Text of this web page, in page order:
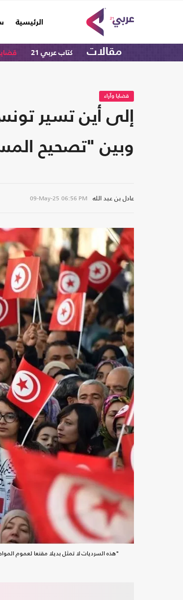
الرئيسية
(current)
مقالات كتاب عربي 21
قضايا وآراء
وبين "تصحيح
عادل بن عبد الله 09-May-25 06:56 PM
"هذه السرديات لا تمثل بديلا مقنعا لعموم المواطنين ولا